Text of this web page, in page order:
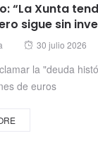
“La Xunta
sigue sin
Posted
30 julio 2026
la "deuda
de euros